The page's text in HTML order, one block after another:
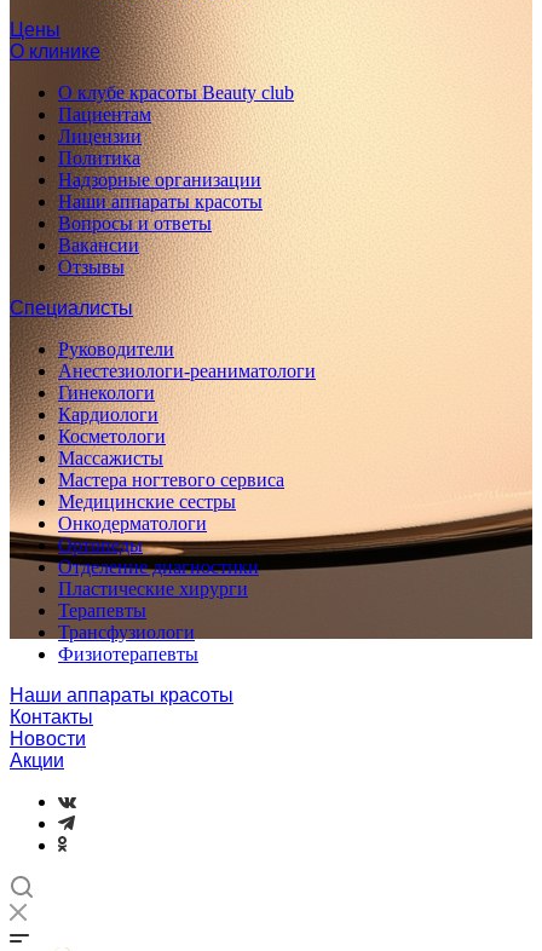
Цены
О клинике
О клубе красоты Beauty club
Пациентам
Лицензии
Политика
Надзорные организации
Наши аппараты красоты
Вопросы и ответы
Вакансии
Отзывы
Специалисты
Руководители
Анестезиологи-реаниматологи
Гинекологи
Кардиологи
Косметологи
Массажисты
Мастера ногтевого сервиса
Медицинские сестры
Онкодерматологи
Ортопеды
Отделение диагностики
Пластические хирурги
Терапевты
Трансфузиологи
Физиотерапевты
Наши аппараты красоты
Контакты
Новости
Акции